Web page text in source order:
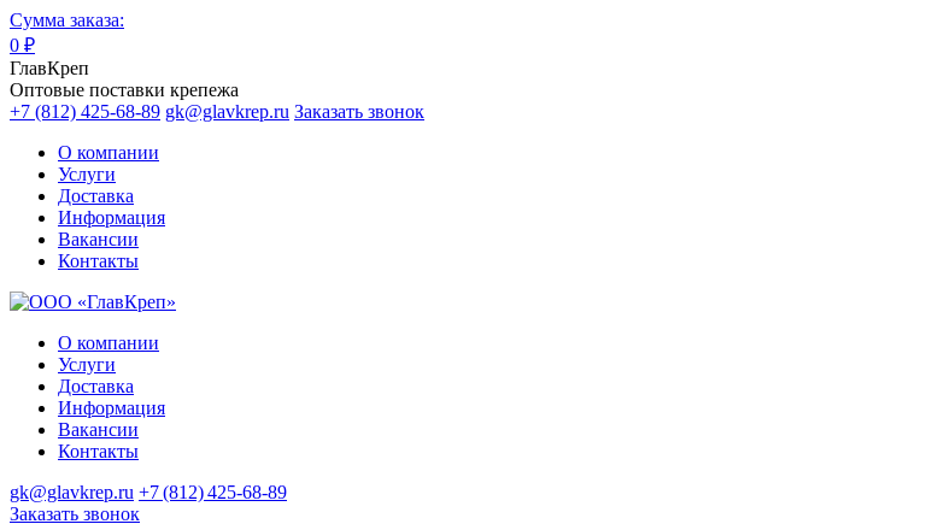
Сумма заказа:
0 ₽
ГлавКреп
Оптовые поставки крепежа
+7 (812) 425-68-89 gk@glavkrep.ru Заказать звонок
О компании
Услуги
Доставка
Информация
Вакансии
Контакты
О компании
Услуги
Доставка
Информация
Вакансии
Контакты
gk@glavkrep.ru +7 (812) 425-68-89
Заказать звонок